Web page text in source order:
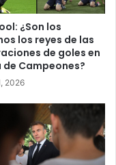
¿Son los
los reyes de las
de goles en
de Campeones?
2026